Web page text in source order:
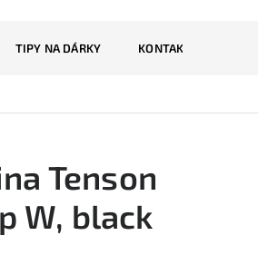
TIPY NA DÁRKY KONTAKTY
Tenson
W, black